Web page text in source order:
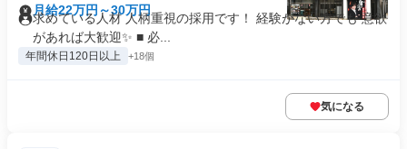
月給22万円～30万円
求めている人材 人柄重視の採用です！ 経験がない方でも 意欲
があれば大歓迎✨ ■ 必...
年間休日120日以上 +18個
気になる